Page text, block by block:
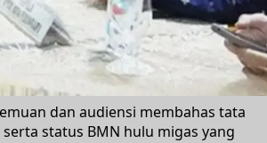
dan audiensi membahas tata
status BMN hulu migas yang